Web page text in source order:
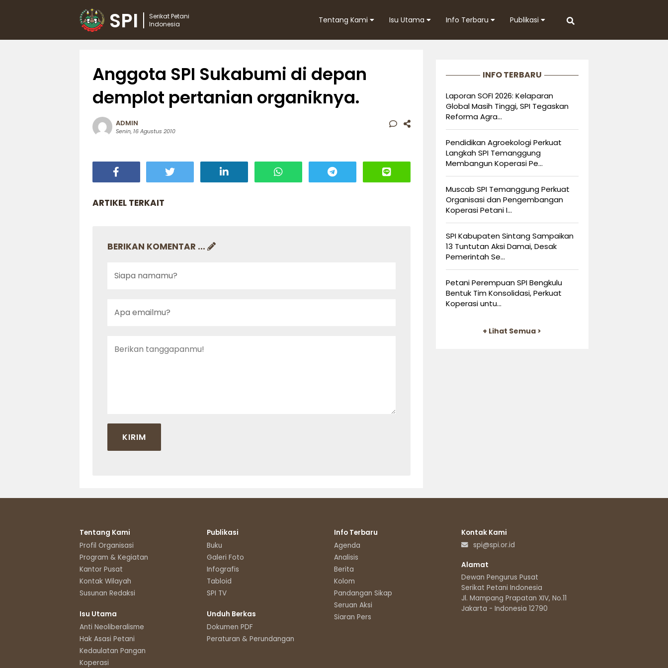
SPI
Serikat Petani
Indonesia
Tentang Kami Isu Utama Info Terbaru Publikasi
Anggota SPI Sukabumi di depan
demplot pertanian organiknya.
ADMIN
Senin, 16 Agustus 2010
ARTIKEL TERKAIT
BERIKAN KOMENTAR ...
INFO TERBARU
Laporan SOFI 2026: Kelaparan
Global Masih Tinggi, SPI Tegaskan
Reforma Agra...
Pendidikan Agroekologi Perkuat
Langkah SPI Temanggung
Membangun Koperasi Pe...
Muscab SPI Temanggung Perkuat
Organisasi dan Pengembangan
Koperasi Petani I...
SPI Kabupaten Sintang Sampaikan
13 Tuntutan Aksi Damai, Desak
Pemerintah Se...
Petani Perempuan SPI Bengkulu
Bentuk Tim Konsolidasi, Perkuat
Koperasi untu...
+ Lihat Semua >
Tentang Kami
Profil Organisasi
Program & Kegiatan
Kantor Pusat
Kontak Wilayah
Susunan Redaksi
Isu Utama
Anti Neoliberalisme
Hak Asasi Petani
Kedaulatan Pangan
Koperasi
Publikasi
Buku
Galeri Foto
Infografis
Tabloid
SPI TV
Unduh Berkas
Dokumen PDF
Peraturan & Perundangan
Info Terbaru
Agenda
Analisis
Berita
Kolom
Pandangan Sikap
Seruan Aksi
Siaran Pers
Kontak Kami
spi@spi.or.id
Alamat
Dewan Pengurus Pusat
Serikat Petani Indonesia
Jl. Mampang Prapatan XIV, No.11
Jakarta - Indonesia 12790